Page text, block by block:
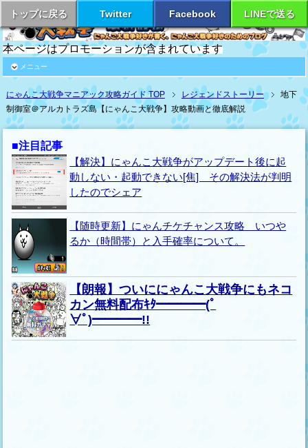
トップに戻る Twitter Facebook LINEで送る
本ページはプロモーションが含まれています
メニュー
にゃんこ大戦争マニアック攻略ガイド TOP レジェンドストーリー
地下
制御室＠アルカトラズ島【にゃんこ大戦争】攻略動画と徹底解説
■注目記事
【解決】にゃんこ大戦争がアップデート後に起
動しない・起動できない[焦] その解決法が判明
したのでシェア
【随時更新】にゃんチケチャンス攻略 いつや
るか（時間帯）と入手確率について。
【朗報】ついににゃんこ大戦争にもネコ
カン無料配布ｷﾀ━━━━(ﾟ
∀ﾟ)━━━━!!